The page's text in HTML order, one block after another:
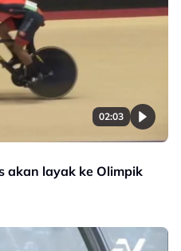
02:03
akan layak ke Olimpik